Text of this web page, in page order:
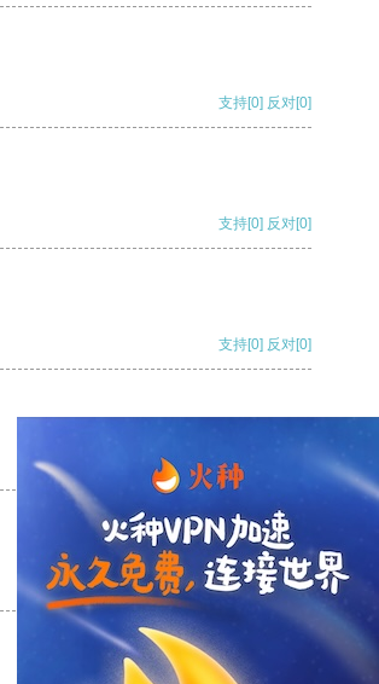
支持[0] 反对[0]
支持[0] 反对[0]
支持[0] 反对[0]
支持
支持[0] 反对[0]